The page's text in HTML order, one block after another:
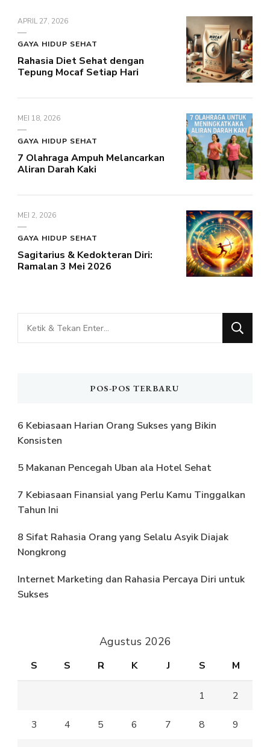
APRIL 27, 2026
GAYA HIDUP SEHAT
Rahasia Diet Sehat dengan
Tepung Mocaf Setiap Hari
MEI 18, 2026
GAYA HIDUP SEHAT
7 Olahraga Ampuh Melancarkan
Aliran Darah Kaki
MEI 2, 2026
GAYA HIDUP SEHAT
Sagitarius & Kedokteran Diri:
Ramalan 3 Mei 2026
Mencari
Sesuatu?
POS-POS TERBARU
6 Kebiasaan Harian Orang Sukses yang Bikin
Konsisten
5 Makanan Pencegah Uban ala Hotel Sehat
7 Kebiasaan Finansial yang Perlu Kamu Tinggalkan
Tahun Ini
8 Sifat Rahasia Orang yang Selalu Asyik Diajak
Nongkrong
Internet Marketing dan Rahasia Percaya Diri untuk
Sukses
Agustus 2026
S S R K J S M
1 2
3 4 5 6 7 8 9